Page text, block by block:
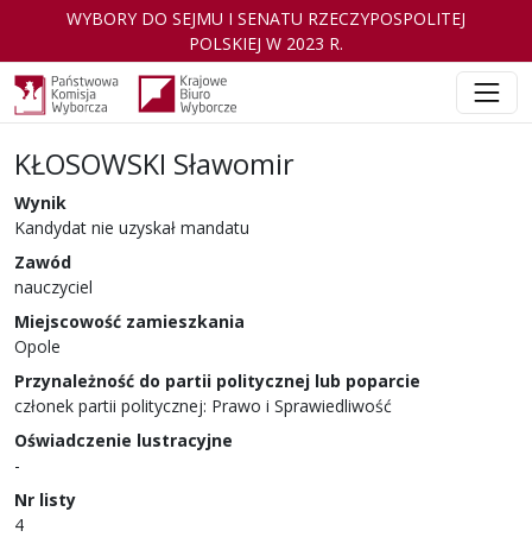
WYBORY DO SEJMU I SENATU RZECZYPOSPOLITEJ
POLSKIEJ W 2023 R.
KŁOSOWSKI Sławomir
Wynik
Kandydat nie uzyskał mandatu
Zawód
nauczyciel
Miejscowość zamieszkania
Opole
Przynależność do partii politycznej lub poparcie
członek partii politycznej: Prawo i Sprawiedliwość
Oświadczenie lustracyjne
-
Nr listy
4